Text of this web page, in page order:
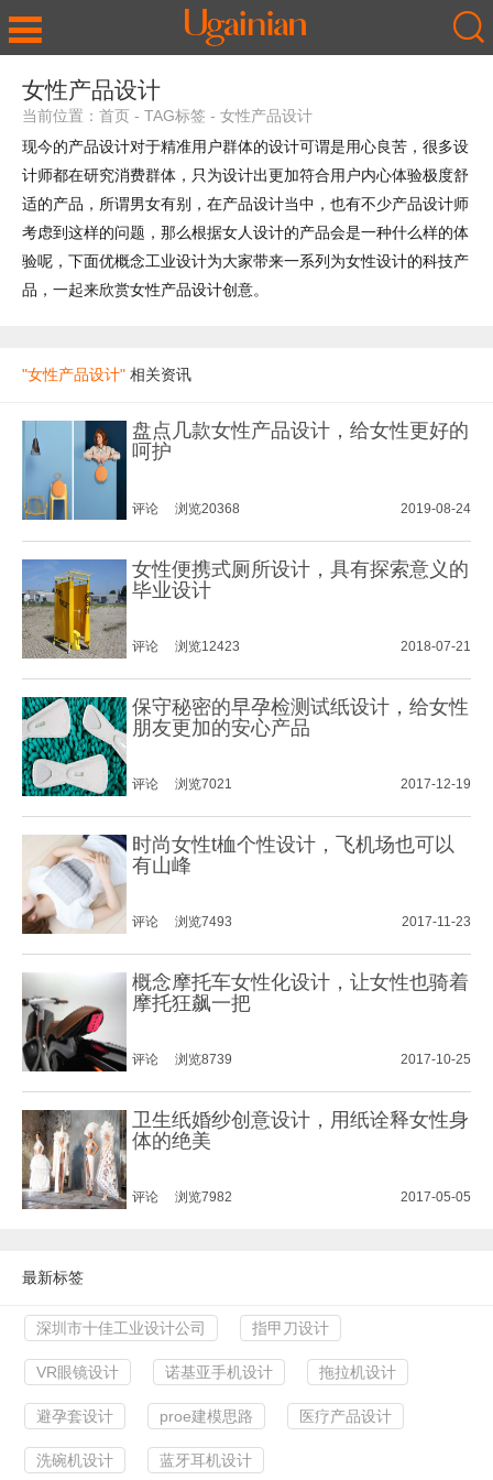
女性产品设计
当前位置： 首页 - TAG标签 - 女性产品设计
现今的产品设计对于精准用户群体的设计可谓是用心良苦，很多设
计师都在研究消费群体，只为设计出更加符合用户内心体验极度舒
适的产品，所谓男女有别，在产品设计当中，也有不少产品设计师
考虑到这样的问题，那么根据女人设计的产品会是一种什么样的体
验呢，下面优概念工业设计为大家带来一系列为女性设计的科技产
品，一起来欣赏女性产品设计创意。
"女性产品设计" 相关资讯
盘点几款女性产品设计，给女性更好的
呵护
评论 浏览20368 2019-08-24
女性便携式厕所设计，具有探索意义的
毕业设计
评论 浏览12423 2018-07-21
保守秘密的早孕检测试纸设计，给女性
朋友更加的安心产品
评论 浏览7021 2017-12-19
时尚女性t桖个性设计，飞机场也可以
有山峰
评论 浏览7493 2017-11-23
概念摩托车女性化设计，让女性也骑着
摩托狂飙一把
评论 浏览8739 2017-10-25
卫生纸婚纱创意设计，用纸诠释女性身
体的绝美
评论 浏览7982 2017-05-05
最新标签
深圳市十佳工业设计公司 指甲刀设计
VR眼镜设计 诺基亚手机设计 拖拉机设计
避孕套设计 proe建模思路 医疗产品设计
洗碗机设计 蓝牙耳机设计